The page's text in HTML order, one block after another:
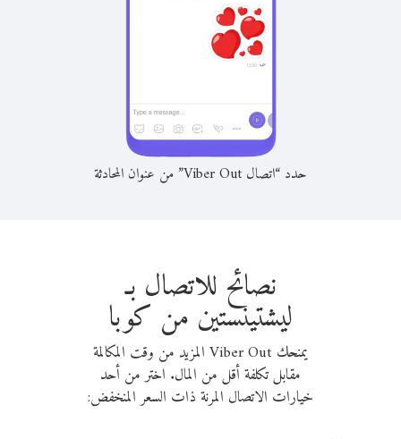
حدد “اتصال Viber Out” من عنوان المحادثة
نصائح للاتصال بـ
ليشتينستين من كوبا
يمنحك Viber Out المزيد من وقت المكالمة
مقابل تكلفة أقل من المال. اختر من أحد
خيارات الاتصال المرنة ذات السعر المنخفض: